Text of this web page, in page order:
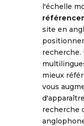
l'échelle
site en
recherche.
mieux
vous
recherche